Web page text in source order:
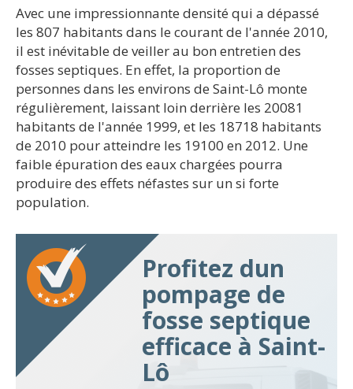
Avec une impressionnante densité qui a dépassé
les 807 habitants dans le courant de l'année 2010,
il est inévitable de veiller au bon entretien des
fosses septiques. En effet, la proportion de
personnes dans les environs de Saint-Lô monte
régulièrement, laissant loin derrière les 20081
habitants de l'année 1999, et les 18718 habitants
de 2010 pour atteindre les 19100 en 2012. Une
faible épuration des eaux chargées pourra
produire des effets néfastes sur un si forte
population.
Profitez dun
pompage de
fosse septique
efficace à Saint-
Lô